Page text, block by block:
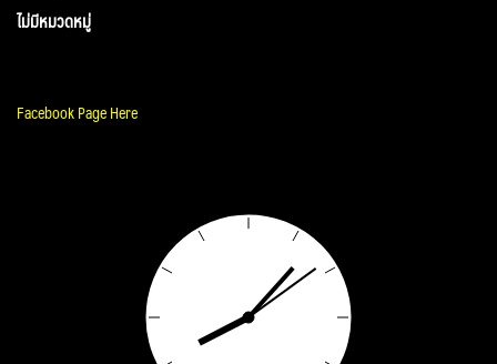
ไม่มีหมวดหมู่
Facebook Page Here